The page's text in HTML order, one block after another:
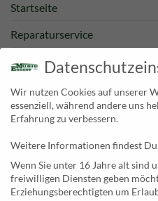
Startseite
Reparaturservice
Bestpreisgarantie
Kategorien
Newsletter
KONTAKT
MusicEggert
Wir nutzen Cookies auf unserer
essenziell, während andere uns
Erfahrung zu verbessern.
Weitere Informationen findest
Wenn Sie unter 16 Jahre alt sind
freiwilligen Diensten geben
Erziehungsberechtigten um